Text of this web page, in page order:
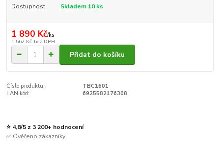
Dostupnost Skladem 10 ks
1 890 Kč/ks
1 562 Kč bez DPH
Přidat do košíku
Číslo produktu:
TBC1601
EAN kód:
6925582176308
⭐ 4,8/5 z 3 200+ hodnocení
✅ Ověřeno zákazníky